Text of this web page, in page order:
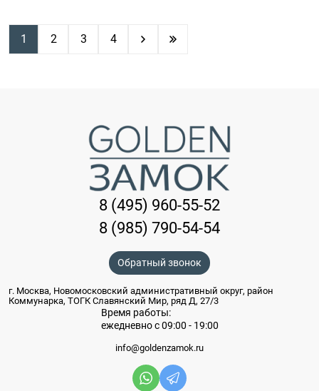
1 2 3 4
8 (495) 960-55-52
8 (985) 790-54-54
Обратный звонок
г. Москва, Новомосковский административный округ, район
Коммунарка, ТОГК Славянский Мир, ряд Д, 27/3
Время работы:
ежедневно с 09:00 - 19:00
info@goldenzamok.ru